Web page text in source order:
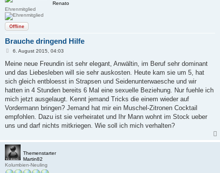
Renato
Ehrenmitglied
Offline
Brauche dringend Hilfe
B
i
r
a
6. August 2015, 04:03
Meine neue Freundin ist sehr elegant, Anwältin, im Beruf sehr dominant
und das Liebesleben will sie sehr auskosten. Heute kam sie um 5, hat
sich gleich entbloesst in Strapsen und Seidenunterwaesche und wir
hatten in 4 Stunden bereits 6 Mal eine sexuelle Beziehung. Nur fuehle ich
mich jetzt ausgelaugt. Kennt jemand Tricks die einem wieder auf
Vordermann bringen? Jemand hat mir ein Muschel-Zitronen Cocktail
empfohlen. Dazu ist sie verheiratet und Ihr Mann wohnt im Stock ueber
uns und darf nichts mitkriegen. Wie soll ich mich verhalten?
Themenstarter
Martin82
Kolumbien-Neuling